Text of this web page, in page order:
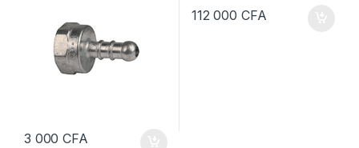
3 000CFA
112 000 CFA